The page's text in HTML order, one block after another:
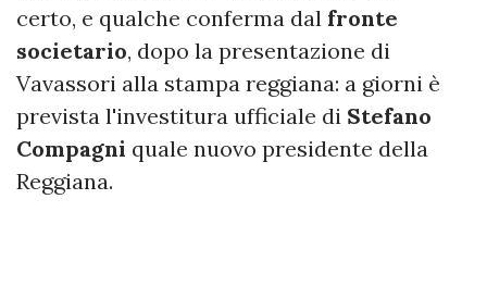
certo, e qualche conferma dal fronte
societario, dopo la presentazione di
Vavassori alla stampa reggiana: a giorni è
prevista l'investitura ufficiale di Stefano
Compagni quale nuovo presidente della
Reggiana.